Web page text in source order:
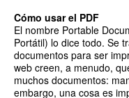
Cómo usar el PDF
El nombre Portable
Portátil) lo dice todo. Se
documentos para ser
web creen, a menudo,
muchos documentos:
embargo, una cosa es